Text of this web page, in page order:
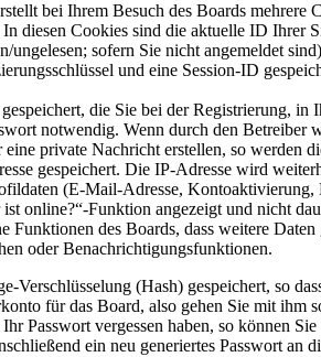
bei Ihrem Besuch des Boards
diesen Cookies sind die aktuelle ID Ihrer
ungelesen; sofern Sie nicht angemeldet
und eine Session-ID
die Sie bei der Registrierung,
notwendig. Wenn durch den Betreiber
private Nachricht erstellen, so werden
gespeichert. Die IP-Adresse wird
(E-Mail-Adresse,
online?“-Funktion angezeigt und nicht
Funktionen des Boards, dass weitere
oder Benachrichtigungsfunktionen.
Verschlüsselung (Hash) gespeichert, so
für das Board, also gehen Sie mit
Passwort vergessen haben, so können
ein neu generiertes Passwort an